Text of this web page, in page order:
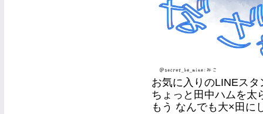
お気に入りのLINEス
ちょっと田中ハムを太
もう なんでも大×田に